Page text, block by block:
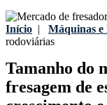
Início | Máquinas e
rodoviárias
Tamanho do
fresagem de